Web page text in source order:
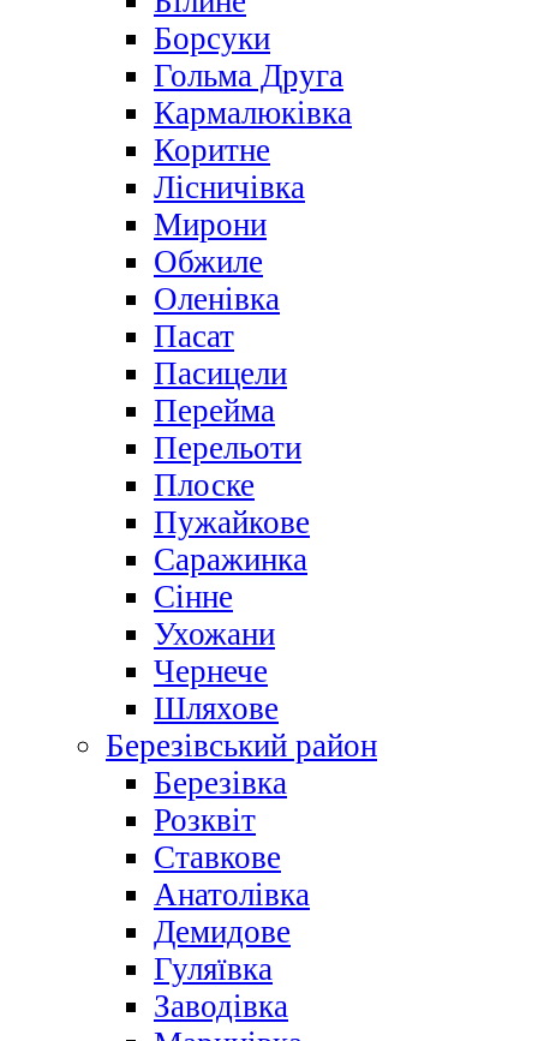
Борсуки
Гольма Друга
Кармалюківка
Коритне
Лісничівка
Мирони
Обжиле
Оленівка
Пасат
Пасицели
Перейма
Перельоти
Плоске
Пужайкове
Саражинка
Сінне
Ухожани
Чернече
Шляхове
Березівський район
Березівка
Розквіт
Ставкове
Анатолівка
Демидове
Гуляївка
Заводівка